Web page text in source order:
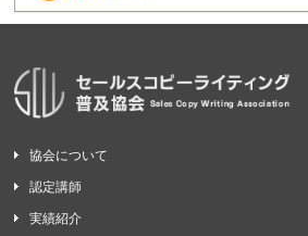
協会について
認定講師
実績紹介